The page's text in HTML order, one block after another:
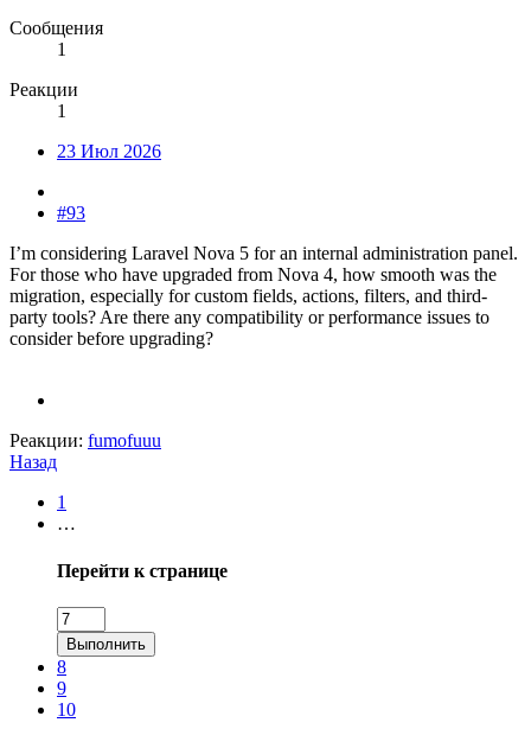
Сообщения
1
Реакции
1
23 Июл 2026
#93
I’m considering Laravel Nova 5 for an internal administration panel.
For those who have upgraded from Nova 4, how smooth was the
migration, especially for custom fields, actions, filters, and third-
party tools? Are there any compatibility or performance issues to
consider before upgrading?
Реакции: fumofuuu
Назад
1
…
Перейти к странице
Выполнить
8
9
10